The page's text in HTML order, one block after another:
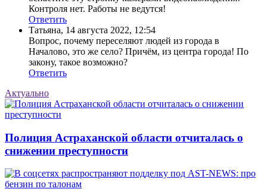
Контроля нет. Работы не ведутся!
Ответить
Татьяна, 14 августа 2022, 12:54
Вопрос, почему переселяют людей из города в
Началово, это же село? Причём, из центра города! По
закону, такое возможно?
Ответить
Актуально
Полиция Астраханской области отчиталась о
снижении преступности